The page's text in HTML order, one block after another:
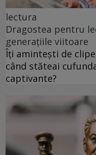
lectura
Dragostea pentru
generațiile viitoare
Îți amintești de
când stăteai
captivante?